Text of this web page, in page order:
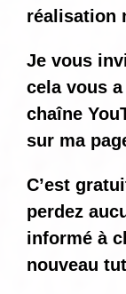
réalisation
Je vous
cela vous
chaîne
sur ma
C’est
perdez
informé à
nouveau